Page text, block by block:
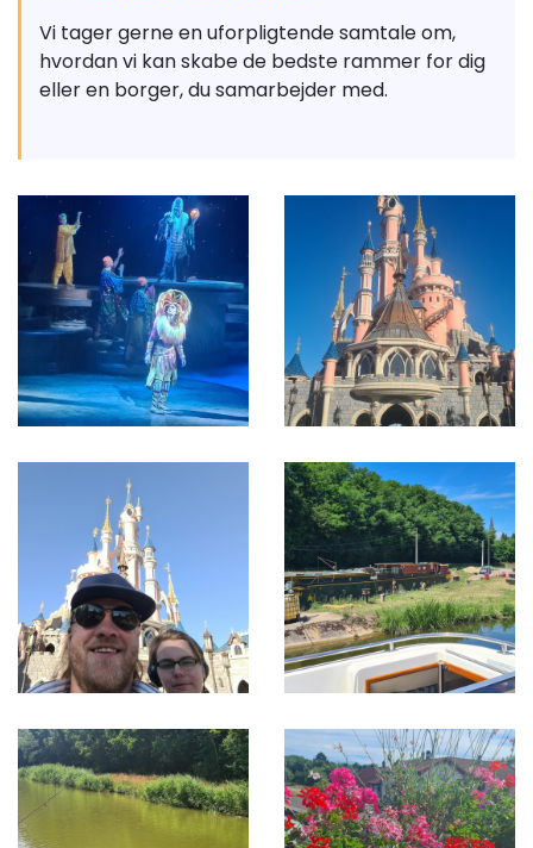
Vi tager gerne en uforpligtende samtale om,
hvordan vi kan skabe de bedste rammer for dig
eller en borger, du samarbejder med.